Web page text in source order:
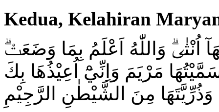
Kedua, Kelahiran
اُنْثٰىۗ وَاللّٰهُ اَعْلَمُ بِمَا وَضَعَتْۗ
مَرْيَمَ وَاِنِّيْٓ اُعِيْذُهَا بِكَ
وَذُرِّيَّتَهَا مِنَ الشَّيْطٰنِ الرَّجِيْمِ